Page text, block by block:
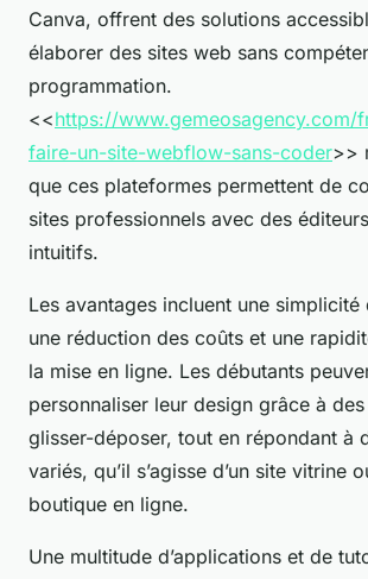
Canva, offrent des solutions
élaborer des sites web sans
programmation.
<<https://
faire-un-site-webflow-sans-coder>>
que ces plateformes permettent de
sites professionnels avec des
intuitifs.
Les avantages incluent une simplicité
une réduction des coûts et une
la mise en ligne. Les débutants
personnaliser leur design grâce à
glisser-déposer, tout en répondant à
variés, qu’il s’agisse d’un site vitrine
boutique en ligne.
Une multitude d’applications et de